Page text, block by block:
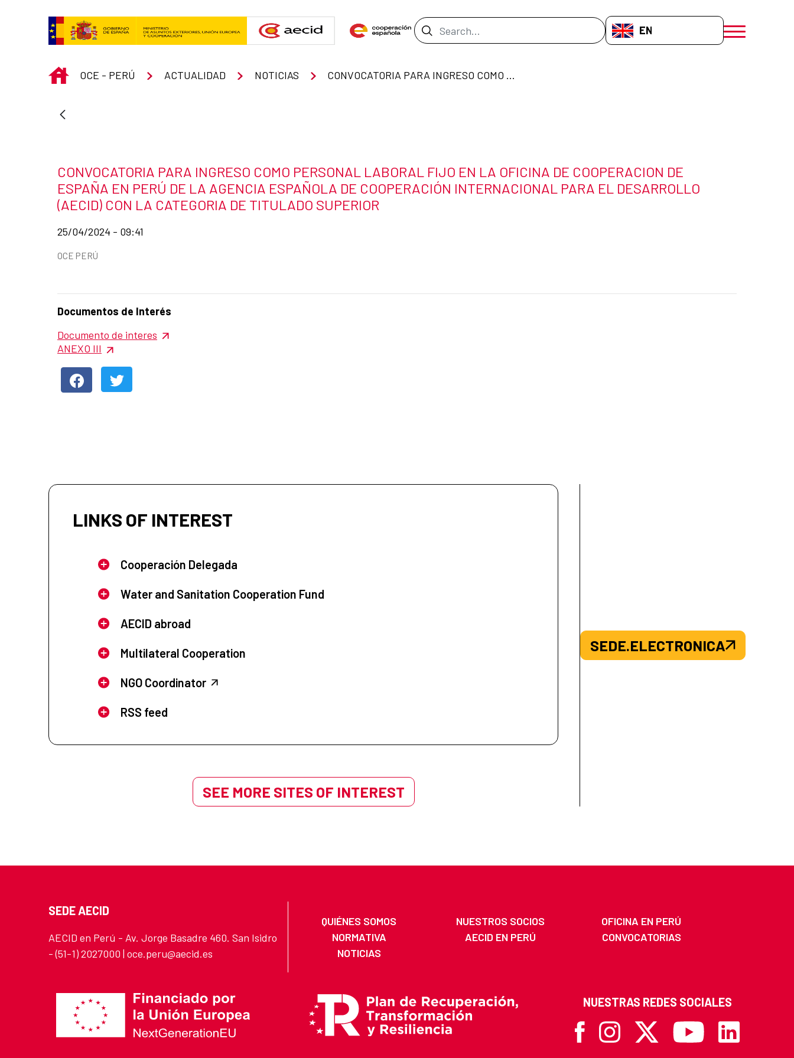
Search Bar EN-GB
menú móvil
INICIO
OCE - PERÚ ACTUALIDAD NOTICIAS CONVOCATORIA PARA INGRESO COMO PERSONAL LABORAL FIJO EN LA OFICINA DE COOPERACION DE ESPAÑA EN PERÚ DE LA AGENCIA ESPAÑOLA DE COOPERACIÓN INTERNACIONAL PARA EL DESARROLLO (AECID) CON LA CATEGORIA DE TITULADO SUPERIOR
News title
CONVOCATORIA PARA INGRESO COMO PERSONAL LABORAL FIJO EN LA OFICINA DE COOPERACION DE
ESPAÑA EN PERÚ DE LA AGENCIA ESPAÑOLA DE COOPERACIÓN INTERNACIONAL PARA EL DESARROLLO
(AECID) CON LA CATEGORIA DE TITULADO SUPERIOR
Date of publication of the news item
25/04/2024 - 09:41
News categories
OCE PERÚ
News content
Documentos de Interés
Documento de interes
ANEXO III
LINKS OF INTEREST
Cooperación Delegada
Water and Sanitation Cooperation Fund
AECID abroad
Multilateral Cooperation
NGO Coordinator
RSS feed
SEE MORE SITES OF INTEREST
SEDE.ELECTRONICA
SEDE AECID
AECID en Perú - Av. Jorge Basadre 460. San Isidro
- (51-1) 2027000 | oce.peru@aecid.es
QUIÉNES SOMOS NUESTROS SOCIOS
OFICINA EN PERÚ
NORMATIVA
AECID EN PERÚ
CONVOCATORIAS
NOTICIAS
NUESTRAS REDES SOCIALES
FacebookInstagram
X Youtube Linkedin